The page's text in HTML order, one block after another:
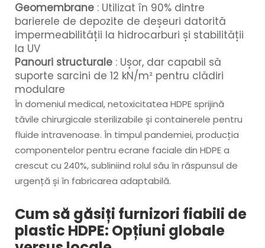
Geomembrane : Utilizat în 90% dintre
barierele de depozite de deșeuri datorită
impermeabilității la hidrocarburi și stabilității
la UV
Panouri structurale : Ușor, dar capabil să
suporte sarcini de 12 kN/m² pentru clădiri
modulare
În domeniul medical, netoxicitatea HDPE sprijină
tăvile chirurgicale sterilizabile și containerele pentru
fluide intravenoase. În timpul pandemiei, producția
componentelor pentru ecrane faciale din HDPE a
crescut cu 240%, subliniind rolul său în răspunsul de
urgență și în fabricarea adaptabilă.
Cum să găsiți furnizori fiabili de
plastic HDPE: Opțiuni globale